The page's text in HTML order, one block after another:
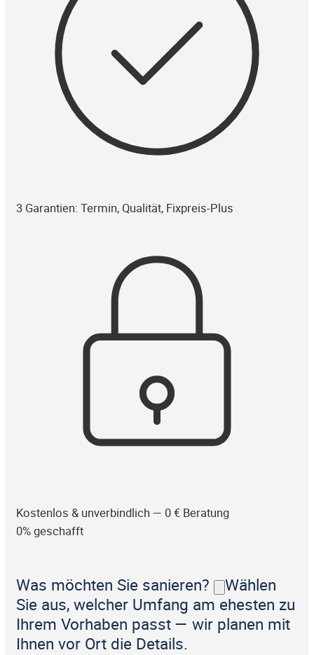
3 Garantien: Termin, Qualität, Fixpreis-Plus
Kostenlos & unverbindlich — 0 € Beratung
0% geschafft
Was möchten Sie sanieren?
Wählen
Sie aus, welcher Umfang am ehesten zu
Ihrem Vorhaben passt — wir planen mit
Ihnen vor Ort die Details.